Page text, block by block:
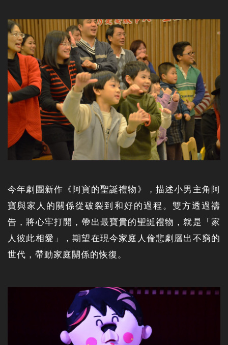
今年劇團新作《阿寶的聖誕禮物》，描述小男主角阿
寶與家人的關係從破裂到和好的過程。雙方透過禱
告，將心牢打開，帶出最寶貴的聖誕禮物，就是「家
人彼此相愛」，期望在現今家庭人倫悲劇層出不窮的
世代，帶動家庭關係的恢復。